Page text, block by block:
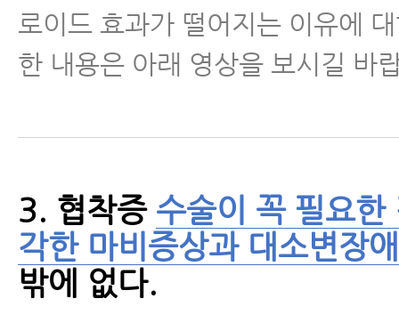
- 허리협착증의 진행을 막는 8가
히 2편 - 증상이 악화됐다면 원인
이 치료하는 방법
- 척추협착증 치료받을 때 뭘 믿고
요?
로이드 효과가 떨어지는 이유에
한 내용은 아래 영상을 보시길 바
3. 협착증 수술이 꼭 필요한
각한 마비증상과 대소변장애
밖에 없다.